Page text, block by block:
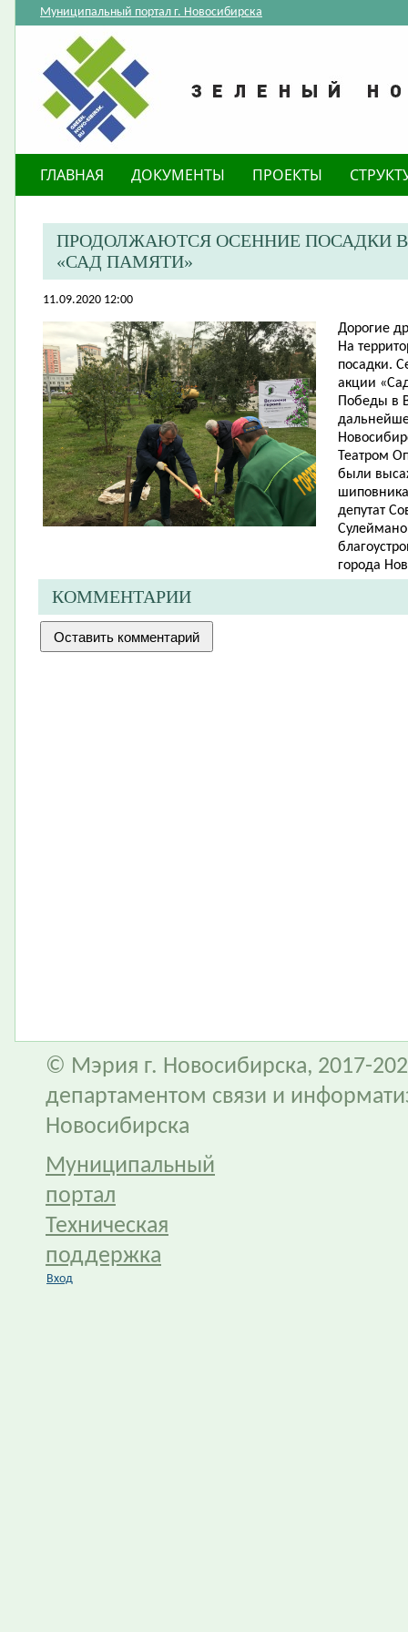
Муниципальный портал г. Новосибирска
ГЛАВНАЯ ДОКУМЕНТЫ ПРОЕКТЫ
ПРОДОЛЖАЮТСЯ ОСЕННИЕ ПОСАДКИ
«САД ПАМЯТИ»
11.09.2020 12:00
Дорогие
На
посадки.
акции
Победы в
Театром
были
депутат
города
КОММЕНТАРИИ
© Мэрия г. Новосибирска, 2017-
департаментом связи и
Новосибирска
Муниципальный
портал
Техническая
поддержка
Вход